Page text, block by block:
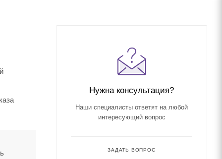
Нужна консультация?
Наши специалисты ответят на любой
интересующий вопрос
ЗАДАТЬ ВОПРОС